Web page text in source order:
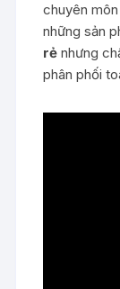
chuyên
những sản
rẻ nhưng
phân phối